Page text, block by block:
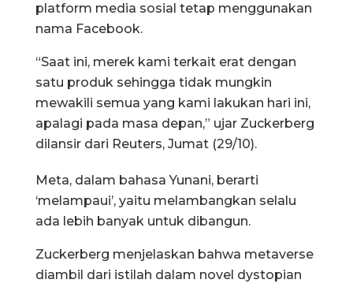
platform media sosial tetap menggunakan
nama Facebook.
“Saat ini, merek kami terkait erat dengan
satu produk sehingga tidak mungkin
mewakili semua yang kami lakukan hari ini,
apalagi pada masa depan,” ujar Zuckerberg
dilansir dari Reuters, Jumat (29/10).
Meta, dalam bahasa Yunani, berarti
‘melampaui’, yaitu melambangkan selalu
ada lebih banyak untuk dibangun.
Zuckerberg menjelaskan bahwa metaverse
diambil dari istilah dalam novel dystopian